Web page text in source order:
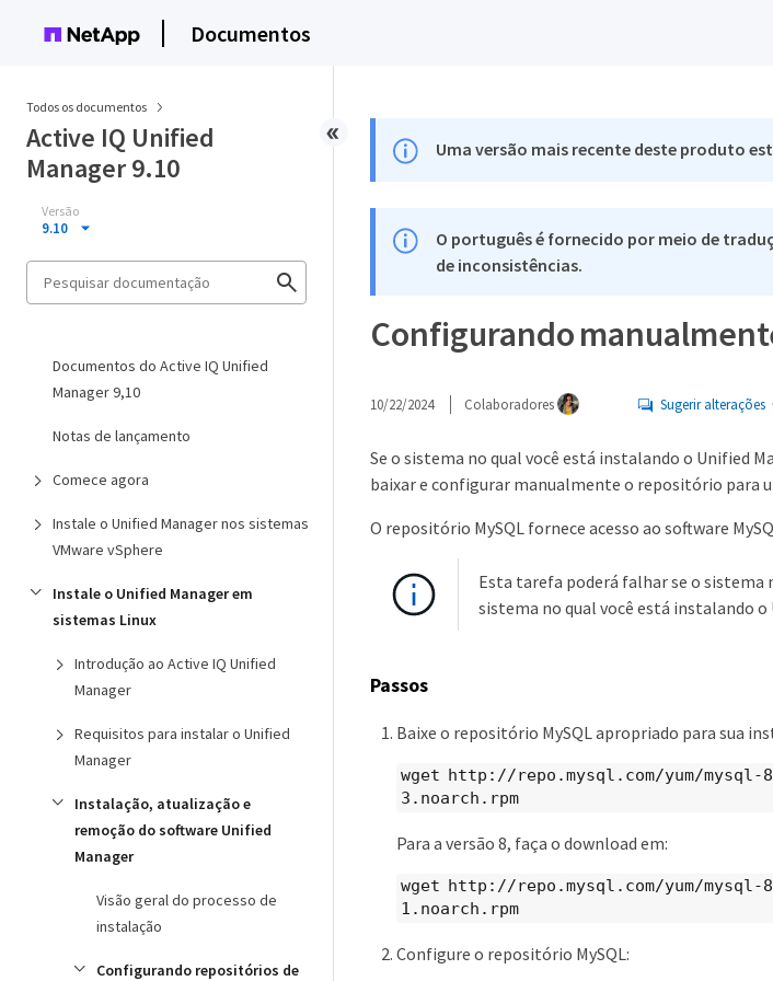
Documentos
Todos os documentos
Active IQ Unified
Manager 9.10
Versão
9.10
Documentos do Active IQ Unified
Manager 9,10
Notas de lançamento
Comece agora
Instale o Unified Manager nos sistemas
VMware vSphere
Instale o Unified Manager em
sistemas Linux
Introdução ao Active IQ Unified
Manager
Requisitos para instalar o Unified
Manager
Instalação, atualização e
remoção do software Unified
Manager
Visão geral do processo de
instalação
Configurando repositórios de
Uma versão mais recente deste produto
O português é fornecido por meio de
de inconsistências.
Configurando
10/22/2024 Colaboradores Sugerir alterações
Se o sistema no qual você está instalando o Unified
baixar e configurar manualmente o repositório para
O repositório MySQL fornece acesso ao software
Esta tarefa poderá falhar se o sistema
sistema no qual você está instalando
Passos
Baixe o repositório MySQL apropriado para sua
wget http://repo.mysql.com/yum/mysql-
3.noarch.rpm
Para a versão 8, faça o download em:
wget http://repo.mysql.com/yum/mysql-
1.noarch.rpm
Configure o repositório MySQL: